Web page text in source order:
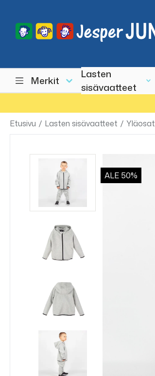
Merkit
Lasten
sisävaatteet
Etusivu / Lasten sisävaatteet / Yläosat
ALE 50%